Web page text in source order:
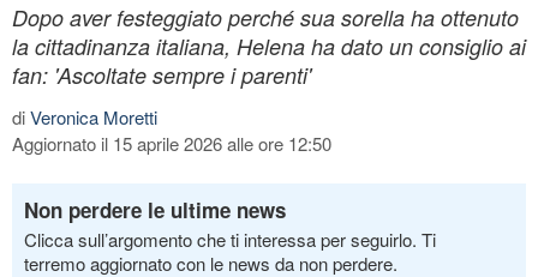
Dopo aver festeggiato perché sua sorella ha ottenuto
la cittadinanza italiana, Helena ha dato un consiglio ai
fan: 'Ascoltate sempre i parenti'
diVeronica Moretti
Aggiornato il 15 aprile 2026 alle ore 12:50
Non perdere le ultime news
Clicca sull’argomento che ti interessa per seguirlo. Ti
terremo aggiornato con le news da non perdere.